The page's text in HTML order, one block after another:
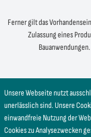
Ferner gilt das
Zulassung eines
Unsere Webseite nutzt
unerlässlich sind. Unsere
einwandfreie Nutzung der
Cookies zu Analysezwecken